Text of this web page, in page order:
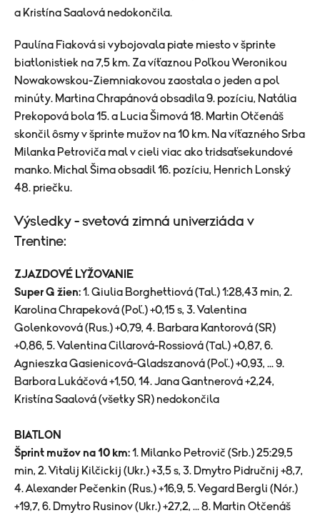
a Kristína Saalová nedokončila.
Paulína Fiaková si vybojovala piate miesto v šprinte
biatlonistiek na 7,5 km. Za víťaznou Poľkou Weronikou
Nowakowskou-Ziemniakovou zaostala o jeden a pol
minúty. Martina Chrapánová obsadila 9. pozíciu, Natália
Prekopová bola 15. a Lucia Šimová 18. Martin Otčenáš
skončil ôsmy v šprinte mužov na 10 km. Na víťazného Srba
Milanka Petroviča mal v cieli viac ako tridsaťsekundové
manko. Michal Šima obsadil 16. pozíciu, Henrich Lonský
48. priečku.
Výsledky - svetová zimná univerziáda v
Trentine:
ZJAZDOVÉ LYŽOVANIE
Super G žien:1. Giulia Borghettiová (Tal.) 1:28,43 min, 2.
Karolina Chrapeková (Poľ.) +0,15 s, 3. Valentina
Golenkovová (Rus.) +0,79, 4. Barbara Kantorová (SR)
+0,86, 5. Valentina Cillarová-Rossiová (Tal.) +0,87, 6.
Agnieszka Gasienicová-Gladszanová (Poľ.) +0,93, ... 9.
Barbora Lukáčová +1,50, 14. Jana Gantnerová +2,24,
Kristína Saalová (všetky SR) nedokončila
BIATLON
Šprint mužov na 10 km:1. Milanko Petrovič (Srb.) 25:29,5
min, 2. Vitalij Kilčickij (Ukr.) +3,5 s, 3. Dmytro Pidručnij +8,7,
4. Alexander Pečenkin (Rus.) +16,9, 5. Vegard Bergli (Nór.)
+19,7, 6. Dmytro Rusinov (Ukr.) +27,2, ... 8. Martin Otčenáš